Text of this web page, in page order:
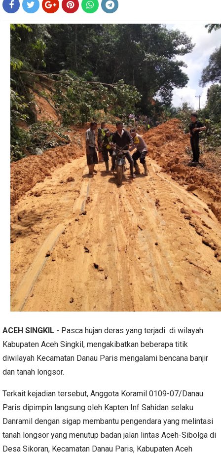
ACEH SINGKIL - Pasca hujan deras yang terjadi di wilayah
Kabupaten Aceh Singkil, mengakibatkan beberapa titik
diwilayah Kecamatan Danau Paris mengalami bencana banjir
dan tanah longsor.
Terkait kejadian tersebut, Anggota Koramil 0109-07/Danau
Paris dipimpin langsung oleh Kapten Inf Sahidan selaku
Danramil dengan sigap membantu pengendara yang melintasi
tanah longsor yang menutup badan jalan lintas Aceh-Sibolga di
Desa Sikoran, Kecamatan Danau Paris, Kabupaten Aceh